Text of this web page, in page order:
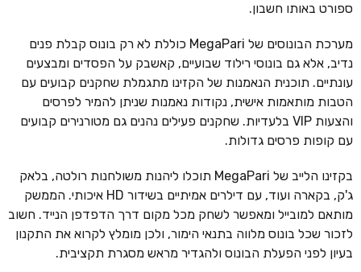
ספורט באותו חשבון.
מערכת הבונוסים של MegaPari כוללת לא רק בונוס קבלת פנים
נדיב, אלא גם בונוסי רילוד שבועיים, קאשבק על הפסדים ומבצעים
עונתיים. תוכנית הנאמנות של הקזינו מתגמלת שחקנים קבועים עם
הטבות מותאמות אישית, נקודות נאמנות שניתן להמיר לפרסים
והצעות VIP בלעדיות. שחקנים פעילים נהנים גם מטורנירים קבועים
עם קופות פרסים גדולות.
בקזינו הלייב של MegaPari תוכלו ליהנות משולחנות רולטה, בלאק
ג'ק, בקארה ועוד, עם דילרים אמיתיים בשידור HD איכותי. הממשק
מותאם למובייל ומאפשר לשחק מכל מקום דרך הדפדפן הנייד. חשוב
לזכור שכל בונוס מלווה בתנאי הימור, ולכן מומלץ לקרוא את התקנון
בעיון לפני הפעלת הבונוס ולהגדיר מראש מסגרת תקציבית.